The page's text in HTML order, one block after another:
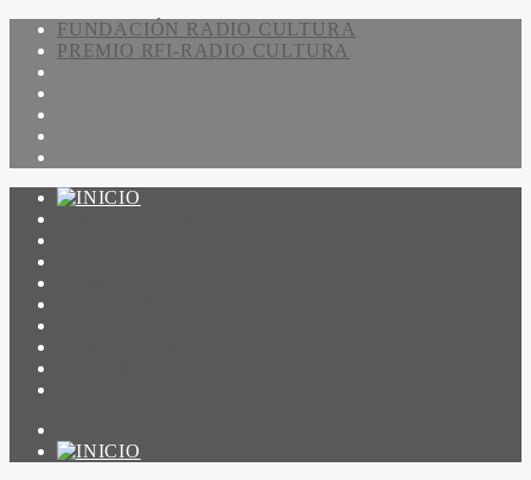
FUNDACIÓN RADIO CULTURA
PREMIO RFI-RADIO CULTURA